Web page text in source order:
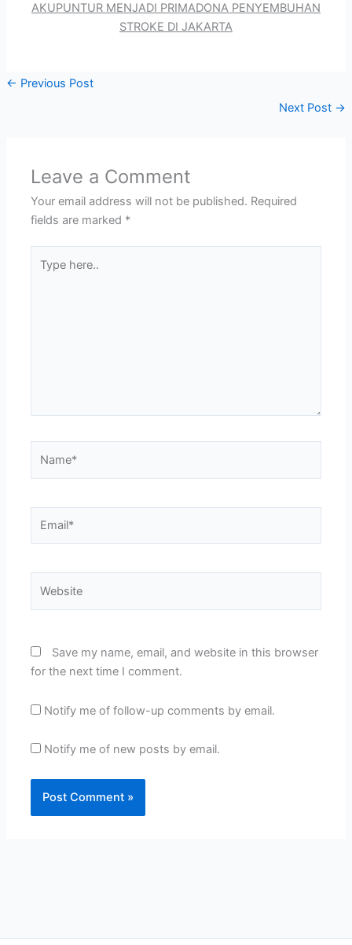
AKUPUNTUR MENJADI PRIMADONA PENYEMBUHAN
STROKE DI JAKARTA
← Previous Post
Next Post →
Leave a Comment
Your email address will not be published. Required
fields are marked *
here..
Save my name, email, and website in this browser
for the next time I comment.
Notify me of follow-up comments by email.
Notify me of new posts by email.